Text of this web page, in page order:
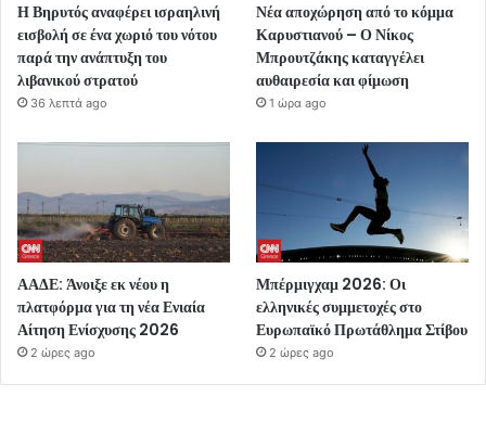
Η Βηρυτός αναφέρει ισραηλινή
εισβολή σε ένα χωριό του νότου
παρά την ανάπτυξη του
λιβανικού στρατού
36 λεπτά ago
Νέα αποχώρηση από το κόμμα
Καρυστιανού – Ο Νίκος
Μπρουτζάκης καταγγέλει
αυθαιρεσία και φίμωση
1 ώρα ago
ΑΑΔΕ: Άνοιξε εκ νέου η
πλατφόρμα για τη νέα Ενιαία
Αίτηση Ενίσχυσης 2026
2 ώρες ago
Μπέρμιγχαμ 2026: Οι
ελληνικές συμμετοχές στο
Ευρωπαϊκό Πρωτάθλημα Στίβου
2 ώρες ago